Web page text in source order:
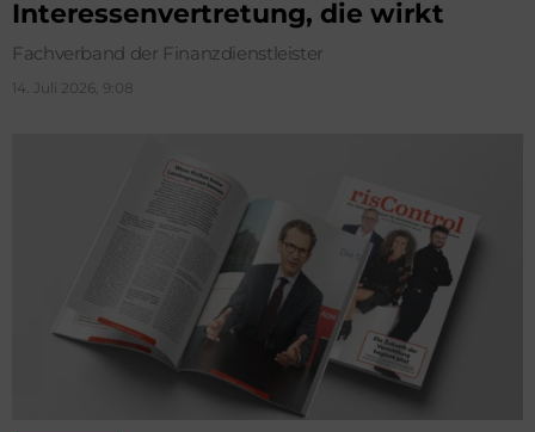
Interessenvertretung, die wirkt
Fachverband der Finanzdienstleister
14. Juli 2026, 9:08